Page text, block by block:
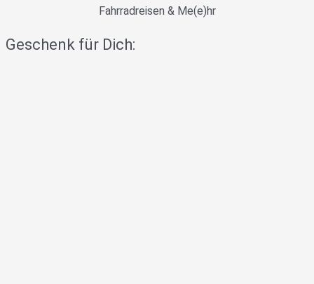
Fahrradreisen & Me(e)hr
Geschenk für Dich: